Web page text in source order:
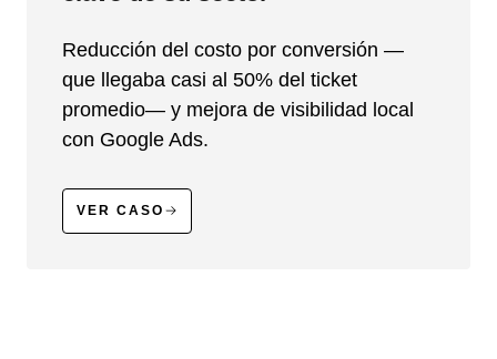
Reducción del costo por conversión —
que llegaba casi al 50% del ticket
promedio— y mejora de visibilidad local
con Google Ads.
VER CASO